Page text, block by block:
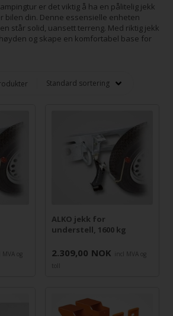
er det viktig å ha en pålitelig jekk
bilen din. Denne essensielle enheten
står solid, uansett terreng. Med riktig jekk
og skape en komfortabel base for
MVA og
ALKO jekk for
understell, 1600 kg
2.309,00 NOK
incl MVA og
toll